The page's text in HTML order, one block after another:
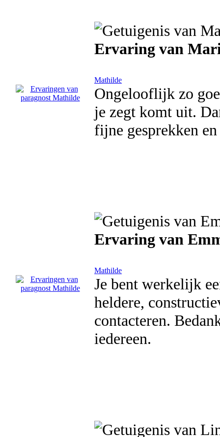
Ervaring van
Mathilde
Ongelooflijk zo
je zegt komt uit.
fijne gesprekken
Ervaring van
Mathilde
Je bent werkelijk
heldere,
contacteren.
iedereen.